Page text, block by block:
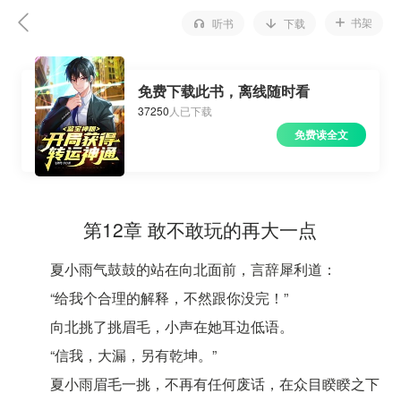
听书 下载 书架
免费下载此书，离线随时看
37250 人已下载
免费读全文
第12章 敢不敢玩的再大一点
夏小雨气鼓鼓的站在向北面前，言辞犀利道：
“给我个合理的解释，不然跟你没完！”
向北挑了挑眉毛，小声在她耳边低语。
“信我，大漏，另有乾坤。”
夏小雨眉毛一挑，不再有任何废话，在众目睽睽之下